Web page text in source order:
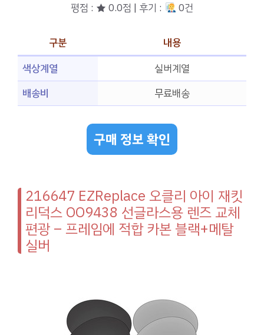
평점 : ★ 0.0점 | 후기 : 0건
구분
내용
색상계열
실버계열
배송비
무료배송
구매 정보 확인
216647 EZReplace 오클리 아이 재킷
리덕스 OO9438 선글라스용 렌즈 교체
편광 – 프레임에 적합 카본 블랙+메탈
실버